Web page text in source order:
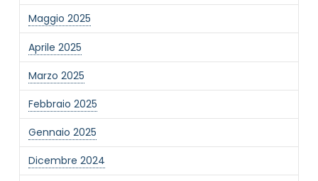
Maggio 2025
Aprile 2025
Marzo 2025
Febbraio 2025
Gennaio 2025
Dicembre 2024
NOME STRUTTURA
MAIL REFERENTE